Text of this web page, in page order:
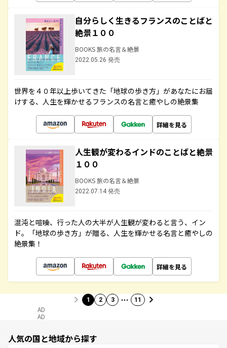
自分らしく生きるフランスのことばと
絶景１００
BOOKS 旅の名言＆絶景
2022.05.26 発売
世界を４０年以上歩いてきた「地球の歩き方」があなたにお届
けする、人生を輝かせるフランスの名言と癒やしの絶景集
詳細を見る
人生観が変わるインドのことばと絶景
１００
BOOKS 旅の名言＆絶景
2022.07.14 発売
混沌と喧噪、行った人の大半が人生観が変わると言う、イン
ド。「地球の歩き方」が贈る、人生を輝かせる名言と癒やしの
絶景集！
詳細を見る
1 2 3 … 11
AD
AD
人気の国と地域から探す